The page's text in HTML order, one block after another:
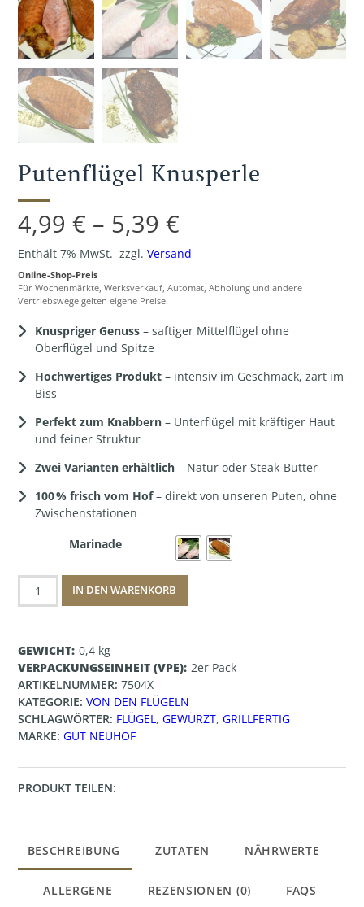
Putenflügel Knusperle
4,99€ – 5,39€
4,99 €
bis
5,39 €
Enthält 7% MwSt. zzgl.Versand
Online-Shop-Preis
Für Wochenmärkte, Werksverkauf, Automat, Abholung und andere
Vertriebswege gelten eigene Preise.
Knuspriger Genuss – saftiger Mittelflügel ohne
Oberflügel und Spitze
Hochwertiges Produkt – intensiv im Geschmack, zart im
Biss
Perfekt zum Knabbern – Unterflügel mit kräftiger Haut
und feiner Struktur
Zwei Varianten erhältlich – Natur oder Steak-Butter
100 % frisch vom Hof– direkt von unseren Puten, ohne
Zwischenstationen
Marinade
Putenflügel
Knusperle
IN DEN WARENKORB
GEWICHT 0,4 kg
VERPACKUNGSEINHEIT (VPE) 2er Pack
ARTIKELNUMMER: 7504X
KATEGORIE: VON DEN FLÜGELN
SCHLAGWÖRTER: FLÜGEL,GEWÜRZT,GRILLFERTIG
MARKE:GUT NEUHOF
PRODUKT TEILEN:
BESCHREIBUNG ZUTATEN NÄHRWERTE
ALLERGENE REZENSIONEN (0) FAQS